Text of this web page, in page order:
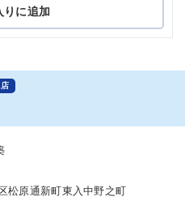
りに追加
松原通新町東入中野之町